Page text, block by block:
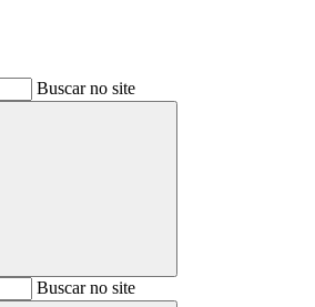
Buscar no site
BuscarBuscar no site